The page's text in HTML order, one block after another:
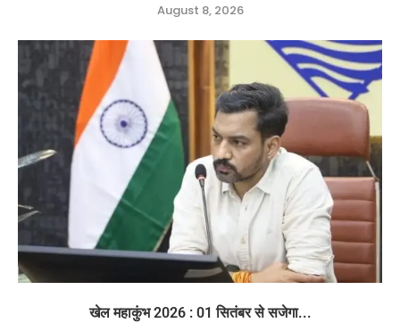
August 8, 2026
खेल महाकुंभ 2026 : 01 सितंबर से सजेगा...